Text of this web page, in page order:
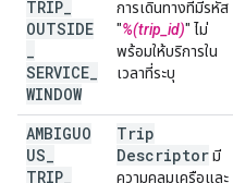
TRIP
OUTSIDE
SERVICE
WINDOW
การเดินทางที่มีรหัส
"%(trip_id)" ไม่
พร้อมให้บริการใน
เวลาที่ระบุ
AMBIGUO
US
TRIP
Trip
Descriptorมี
ความคลุมเครือและ